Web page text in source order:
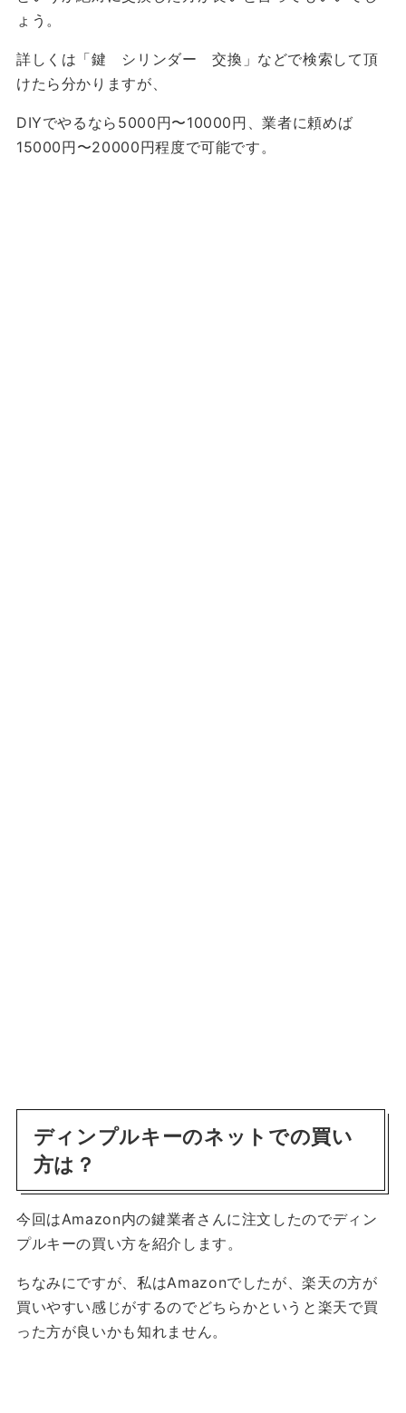
ょう。
詳しくは「鍵 シリンダー 交換」などで検索して頂
けたら分かりますが、
DIYでやるなら5000円〜10000円、業者に頼めば
15000円〜20000円程度で可能です。
ディンプルキーのネットでの買い
方は？
今回はAmazon内の鍵業者さんに注文したのでディン
プルキーの買い方を紹介します。
ちなみにですが、私はAmazonでしたが、楽天の方が
買いやすい感じがするのでどちらかというと楽天で買
った方が良いかも知れません。